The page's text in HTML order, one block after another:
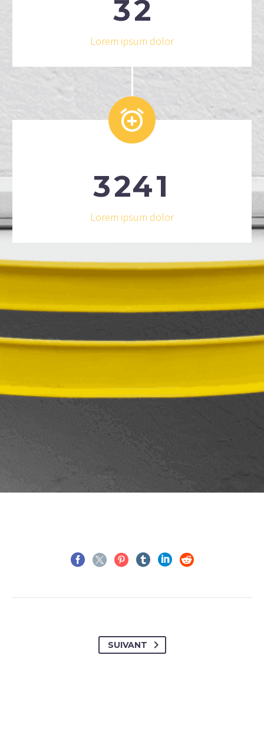
32
Lorem ipsum dolor


3241
Lorem ipsum dolor
SUIVANT